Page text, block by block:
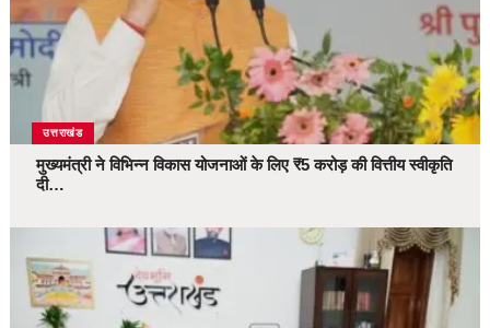
उत्तराखंड
मुख्यमंत्री ने विभिन्न विकास योजनाओं के लिए ₹5 करोड़ की वित्तीय स्वीकृति
दी…